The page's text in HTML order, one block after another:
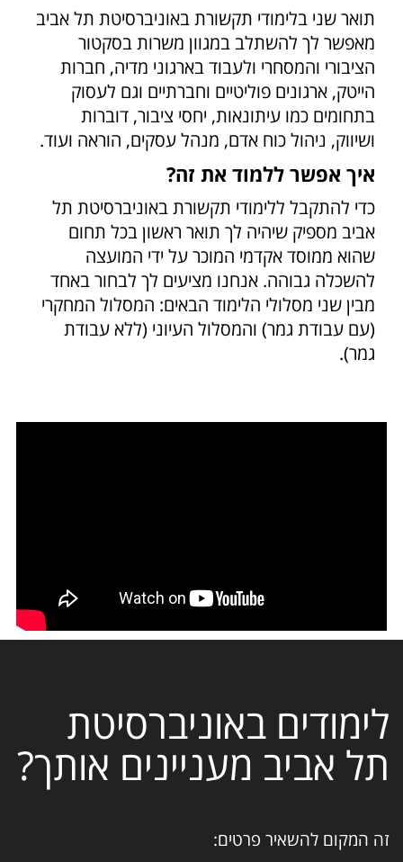
תואר שני בלימודי תקשורת באוניברסיטת תל אביב
מאפשר לך להשתלב במגוון משרות בסקטור
הציבורי והמסחרי ולעבוד בארגוני מדיה, חברות
הייטק, ארגונים פוליטיים וחברתיים וגם לעסוק
בתחומים כמו עיתונאות, יחסי ציבור, דוברות
ושיווק, ניהול כוח אדם, מנהל עסקים, הוראה ועוד.
איך אפשר ללמוד את זה?
כדי להתקבל ללימודי תקשורת באוניברסיטת תל
אביב מספיק שיהיה לך תואר ראשון בכל תחום
שהוא ממוסד אקדמי המוכר על ידי המועצה
להשכלה גבוהה. אנחנו מציעים לך לבחור באחד
מבין שני מסלולי הלימוד הבאים: המסלול המחקרי
(עם עבודת גמר) והמסלול העיוני (ללא עבודת
גמר).
לימודים באוניברסיטת
תל אביב מעניינים אותך?
זה המקום להשאיר פרטים: